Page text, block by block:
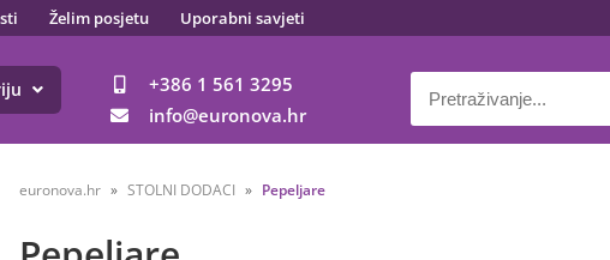
Želim posjetu Uporabni savjeti
+386 1 561 3295
info
euronova.hr
euronova.hr STOLNI DODACI Pepeljare